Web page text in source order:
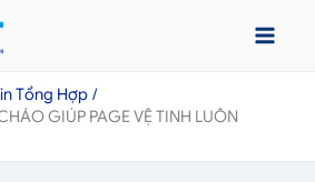
Tổng Hợp
GIÚP PAGE VỆ TINH LUÔN